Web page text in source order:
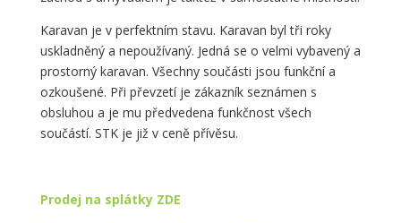
Karavan je v perfektním stavu. Karavan byl tři roky
uskladněný a nepoužívaný. Jedná se o velmi vybavený a
prostorný karavan. Všechny součásti jsou funkční a
ozkoušené. Při převzetí je zákazník seznámen s
obsluhou a je mu předvedena funkčnost všech
součástí. STK je již v ceně přívěsu.
Prodej na splátky ZDE